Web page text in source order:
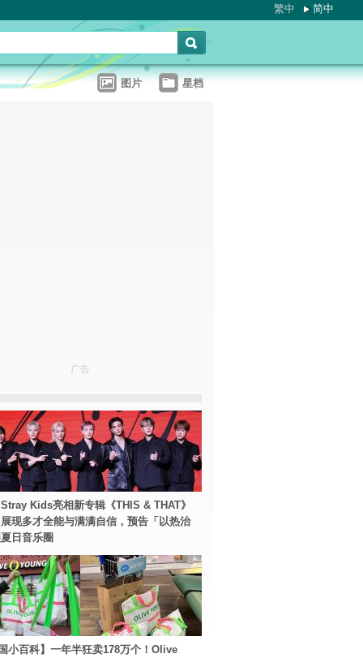
繁中 简中
图片 星档
广告
Kids亮相新专辑《THIS & THAT》
现多才全能与满满自信，预告「以热治
日音乐圈
小百科】一年半狂卖178万个！Olive